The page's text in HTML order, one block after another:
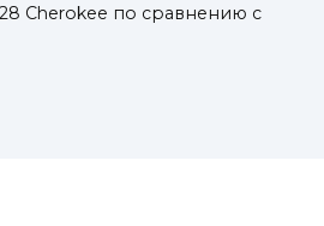
Cherokee по сравнению с